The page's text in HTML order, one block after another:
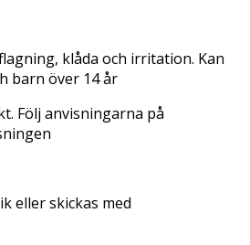
klåda och irritation. Kan
barn över 14 år
Följ anvisningarna på
eller skickas med